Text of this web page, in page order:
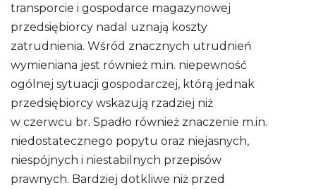
transporcie i gospodarce magazynowej
przedsiębiorcy nadal uznają koszty
zatrudnienia. Wśród znacznych utrudnień
wymieniana jest również m.in. niepewność
ogólnej sytuacji gospodarczej, którą jednak
przedsiębiorcy wskazują rzadziej niż
w czerwcu br. Spadło również znaczenie m.in.
niedostatecznego popytu oraz niejasnych,
niespójnych i niestabilnych przepisów
prawnych. Bardziej dotkliwe niż przed